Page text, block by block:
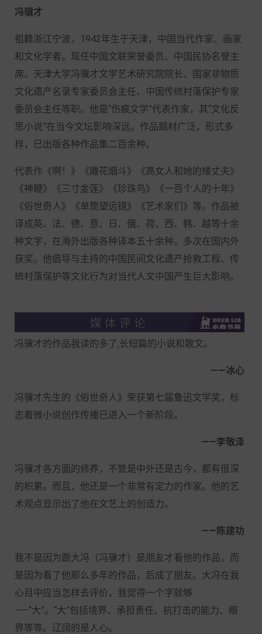
冯骥才
祖籍浙江宁波，1942年生于天津，中国当代作家、画家
和文化学者。现任中国文联荣誉委员、中国民协名誉主
席、天津大学冯骥才文学艺术研究院院长、国家非物质
文化遗产名录专家委员会主任、中国传统村落保护专家
委员会主任等职。他是“伤痕文学”代表作家，其“文化反
思小说”在当今文坛影响深远。作品题材广泛，形式多
样，已出版各种作品集二百余种。
代表作《啊！》《雕花烟斗》《高女人和她的矮丈夫》
《神鞭》《三寸金莲》《珍珠鸟》《一百个人的十年》
《俗世奇人》《单筒望远镜》《艺术家们》等。作品被
译成英、法、德、意、日、俄、荷、西、韩、越等十余
种文字，在海外出版各种译本五十余种。多次在国内外
获奖。他倡导与主持的中国民间文化遗产抢救工程、传
统村落保护等文化行为对当代人文中国产生巨大影响。
冯骥才的作品我读的多了,长短篇的小说和散文。
——冰心
冯骥才先生的《俗世奇人》荣获第七届鲁迅文学奖，标
志着微小说创作传播已进入一个新阶段。
——李敬泽
冯骥才各方面的修养，不管是中外还是古今，都有很深
的积累。而且，他还是一个非常有定力的作家。他的艺
术观点显示出了他在文艺上的创造力。
——陈建功
我不是因为跟大冯（冯骥才）是朋友才看他的作品，而
是因为看了他那么多年的作品，后成了朋友。大冯在我
心目中应当怎样去评价，我觉得一个字就够
——“大”。“大”包括境界、承担责任、抗打击的能力、眼
界等等。辽阔的是人心。